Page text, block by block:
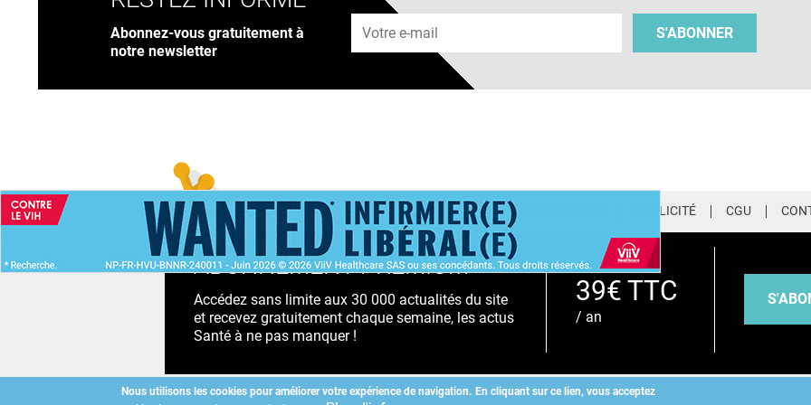
Abonnez-vous gratuitement à
notre newsletter
Adresse e-mail
S'ABONNER
Nous utilisons les cookies pour améliorer votre expérience de navigation. En cliquant sur ce lien, vous acceptez
ACCUEIL NEWSLETTER QUI SOMMES-NOUS ? PUBLICITÉ CGU
ABONNEMENT PREMIUM
Accédez sans limite aux 30 000 actualités du site
et recevez gratuitement chaque semaine, les actus
Santé à ne pas manquer !
39€ TTC
/ an
Copyright©2026 ALLIEDHEALTH